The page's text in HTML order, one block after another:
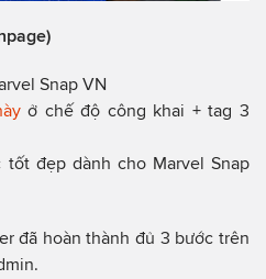
Snap VN
ở chế độ công khai + tag 3
đẹp dành cho Marvel Snap
đã hoàn thành đủ 3 bước trên